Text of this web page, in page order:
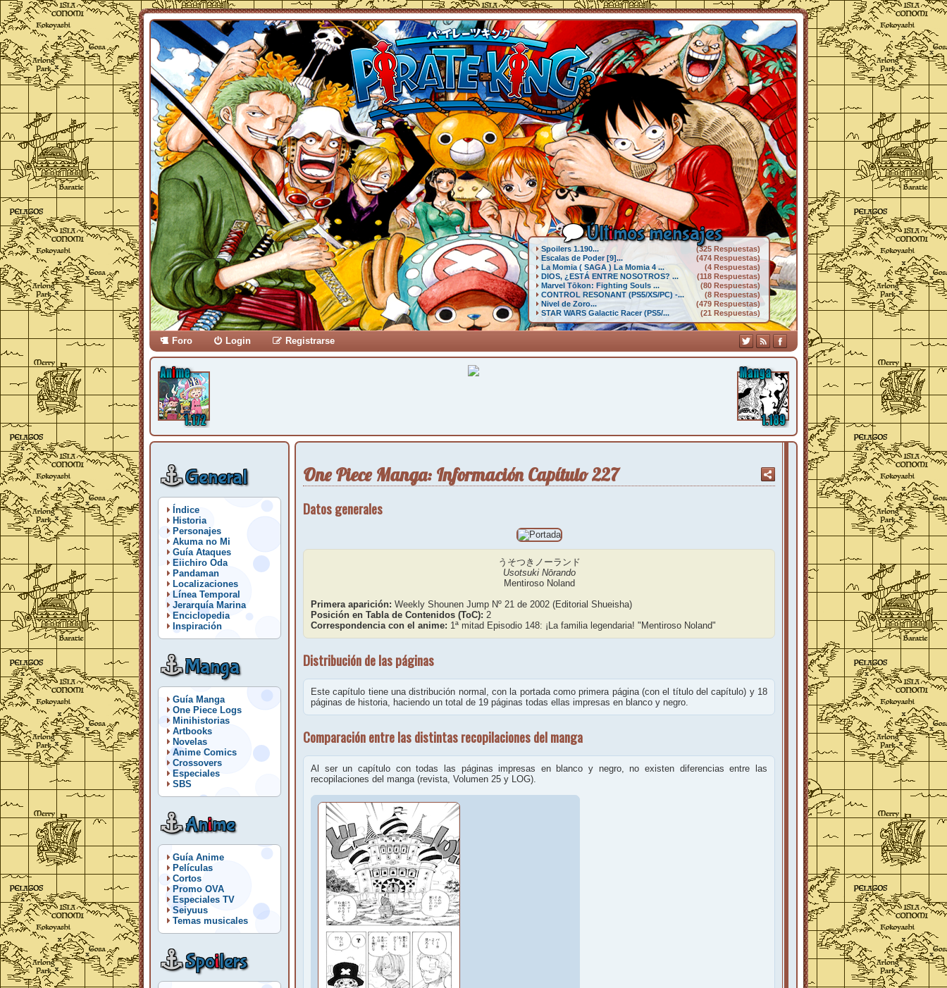
Últimos mensajes
Spoilers 1.190...
(325 Respuestas)
Escalas de Poder [9]...
(474 Respuestas)
La Momia ( SAGA ) La Momia 4 ...
(4 Respuestas)
DIOS, ¿ESTÁ ENTRE NOSOTROS? ...
(118 Respuestas)
Marvel Tōkon: Fighting Souls ...
(80 Respuestas)
CONTROL RESONANT (PS5/XS/PC) -...
(8 Respuestas)
Nivel de Zoro...
(479 Respuestas)
STAR WARS Galactic Racer (PS5/...
(21 Respuestas)
Foro Login Registrarse
General
Índice
Historia
Personajes
Akuma no Mi
Guía Ataques
Eiichiro Oda
Pandaman
Localizaciones
Línea Temporal
Jerarquía Marina
Enciclopedia
Inspiración
Manga
Guía Manga
One Piece Logs
Minihistorias
Artbooks
Novelas
Anime Comics
Crossovers
Especiales
SBS
Anime
Guía Anime
Películas
Cortos
Promo OVA
Especiales TV
Seiyuus
Temas musicales
Spoilers
One Piece Manga: Información Capítulo 227
Datos generales
うそつきノーランド
Usotsuki Nōrando
Mentiroso Noland
Primera aparición: Weekly Shounen Jump Nº 21 de 2002 (Editorial Shueisha)
Posición en Tabla de Contenidos (ToC): 2
Correspondencia con el anime: 1ª mitad Episodio 148: ¡La familia legendaria! "Mentiroso Noland"
Distribución de las páginas
Este capítulo tiene una distribución normal, con la portada como primera página (con el título del capítulo) y 18
páginas de historia, haciendo un total de 19 páginas todas ellas impresas en blanco y negro.
Comparación entre las distintas recopilaciones del manga
Al ser un capítulo con todas las páginas impresas en blanco y negro, no existen diferencias entre las
recopilaciones del manga (revista, Volumen 25 y LOG).